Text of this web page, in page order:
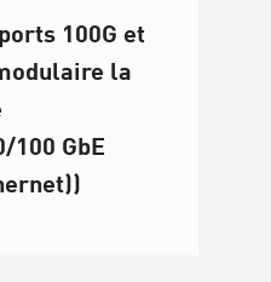
100G et
la
GbE